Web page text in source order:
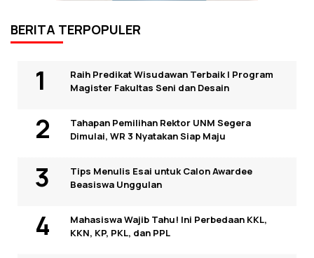
BERITA TERPOPULER
Raih Predikat Wisudawan Terbaik I Program
Magister Fakultas Seni dan Desain
Tahapan Pemilihan Rektor UNM Segera
Dimulai, WR 3 Nyatakan Siap Maju
Tips Menulis Esai untuk Calon Awardee
Beasiswa Unggulan
Mahasiswa Wajib Tahu! Ini Perbedaan KKL,
KKN, KP, PKL, dan PPL